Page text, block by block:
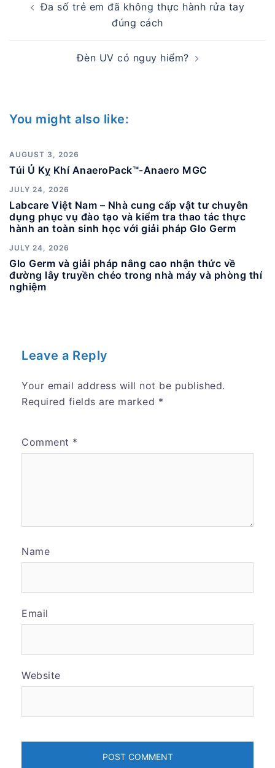
navigation
Đa số trẻ em đã không thực hành rửa tay
đúng cách
Đèn UV có nguy hiểm?
You might also like:
AUGUST 3, 2026
Túi Ủ Kỵ Khí AnaeroPack™-Anaero MGC
JULY 24, 2026
Labcare Việt Nam – Nhà cung cấp vật tư chuyên
dụng phục vụ đào tạo và kiểm tra thao tác thực
hành an toàn sinh học với giải pháp Glo Germ
JULY 24, 2026
Glo Germ và giải pháp nâng cao nhận thức về
đường lây truyền chéo trong nhà máy và phòng thí
nghiệm
Leave a Reply
Your email address will not be published.
Required fields are marked *
Comment *
Name
Email
Website